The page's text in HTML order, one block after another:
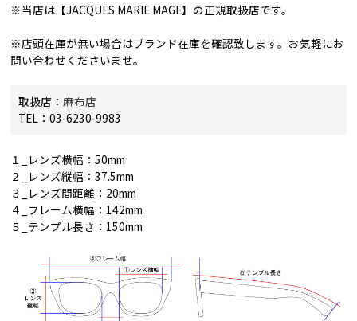
※当店は【JACQUES MARIE MAGE】の正規取扱店です。
※店頭在庫が無い場合はブランド在庫を確認致します。お気軽にお
問い合わせくださいませ。
取扱店：麻布店
TEL：03-6230-9983
１_レンズ横幅：50mm
２_レンズ縦幅：37.5mm
３_レンズ間距離：20mm
４_フレーム横幅：142mm
５_テンプル長さ：150mm